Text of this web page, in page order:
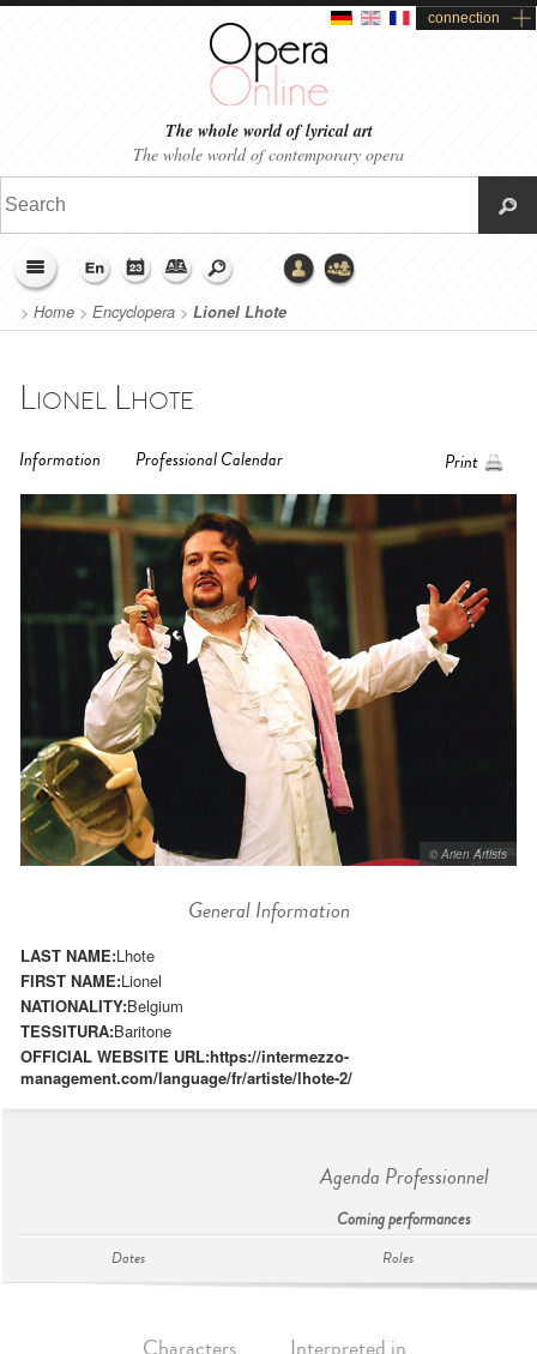
connection
The whole world of lyrical art
The whole world of contemporary opera
> Home > Encyclopera > Lionel Lhote
Lionel Lhote
Information Professional Calendar Print
© Arien Artists
General Information
LAST NAME:Lhote
FIRST NAME:Lionel
NATIONALITY:Belgium
TESSITURA:Baritone
OFFICIAL WEBSITE URL:https://intermezzo-
management.com/language/fr/artiste/lhote-2/
Agenda Professionnel
Coming performances
Dates Roles
Characters Interpreted in